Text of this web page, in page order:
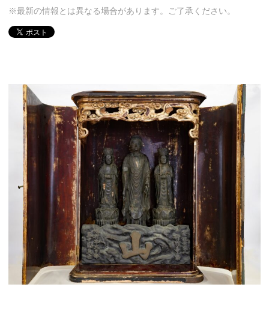
※最新の情報とは異なる場合があります。ご了承ください。